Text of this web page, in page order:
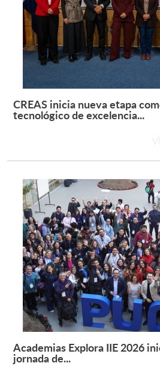
CREAS inicia nueva etapa
tecnológico de excelencia...
Academias Explora IIE 2026
jornada de...